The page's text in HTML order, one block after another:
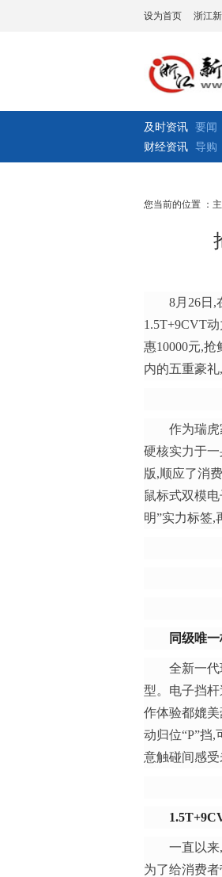
设为首页 浙江
及时资讯 要闻
财经资讯 导购
您当前的位置 ：
8月26日,
1.5T+9CVT
惠10000元,
内的五重豪
作为瑞虎
硬核实力于
版,顺应了消
鼠标式双模
明”实力标签,
同级唯
全新一
型。电子挡
作体验都媲
动归位“P”挡
意触碰间感受
一直以
为了给消费